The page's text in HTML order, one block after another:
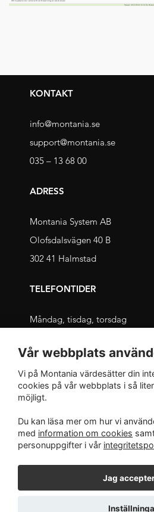
KONTAKT
info@montania.se
support@montania.se
035 – 13 68 00
ADRESS
Montania System AB
Olofsdalsvägen 40 B
302 41 Halmstad
TELEFONTIDER
Måndag, tisdag, torsdag
Onsdag, fredag
09.00 – 12.00 och 13.00 – 16.00
INTEGRITET
Integritetspolicy
Vår webbplats
Vi på Montania värdesätter din
cookies på vår webbplats i så
möjligt.
Du kan läsa mer om hur vi
med information om cookies
personuppgifter i vår
Jag